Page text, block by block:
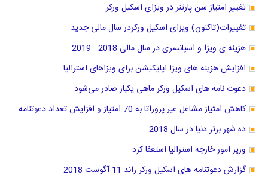
تغییر امتیاز سن پارتنر در ویزای اسکیل ورکر
تغییرات(تاکنون) ویزای اسکیل ورکردر سال مالی جدید
هزینه ی ویزا و اسپانسری در سال مالی 2018 - 2019
افزایش هزینه های ویزا اپلیکیشن برای ویزاهای استرالیا
دعوت نامه های اسکیل ورکر ماهی یکبار صادر می‌شود
کاهش امتیاز مشاغل غیر پروراتا به 70 امتیاز و افزایش تعداد دعوتنامه
ده شهر برتر دنیا در سال 2018
وزیر امور خارجه استرالیا استعفا کرد
گزارش دعوتنامه های اسکیل ورکر راند 11 آگوست 2018